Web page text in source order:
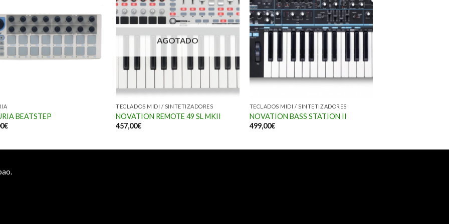
BEATSTEP
€
AGOTADO
TECLADOS MIDI / SINTETIZADORES
NOVATION REMOTE 49 SL MKII
457,00€
TECLADOS MIDI / SINTETIZADORES
NOVATION BASS STATION II
499,00€